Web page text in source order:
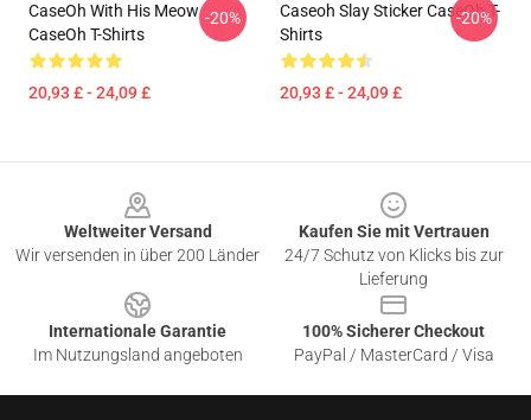
CaseOh With His Meow
CaseOh T-Shirts
20,93 £ - 24,09 £
-20%
Caseoh Slay Sticker CaseOh T-
Shirts
20,93 £ - 24,09 £
-20%
Weltweiter Versand
Wir versenden in über 200 Länder
Kaufen Sie mit Vertrauen
24/7 Schutz von Klicks bis zur
Lieferung
Internationale Garantie
Im Nutzungsland angeboten
100% Sicherer Checkout
PayPal / MasterCard / Visa